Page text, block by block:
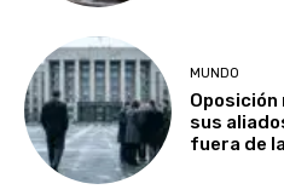
MUNDO
sus
fuera de